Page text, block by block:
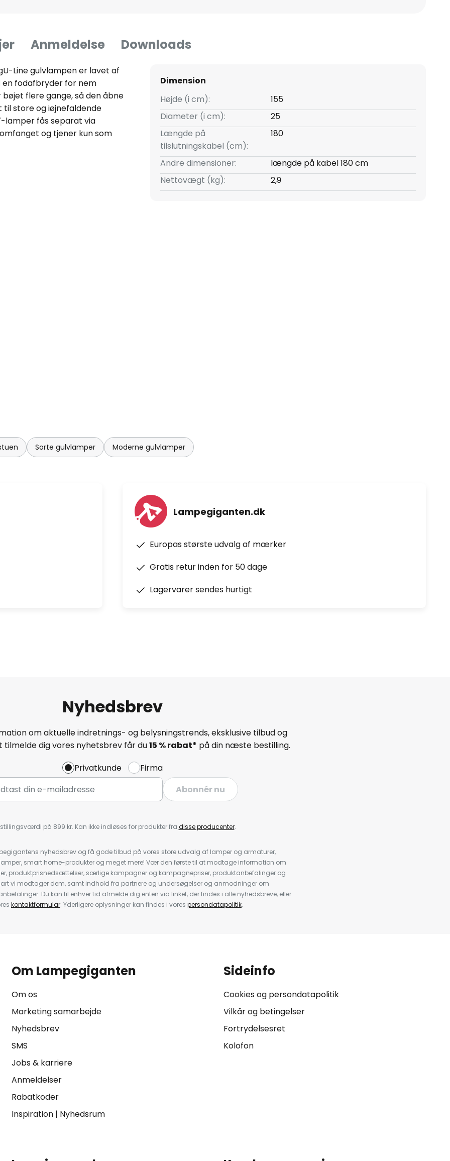
Anmeldelse Downloads
Line gulvlampen er lavet af
en fodafbryder for nem
flere gange, så den åbne
store og iøjnefaldende
lamper fås separat via
og tjener kun som
Dimension
Højde (i cm):
155
Diameter (i cm):
25
Længde på
tilslutningskabel (cm):
180
Andre dimensioner:
længde på kabel 180 cm
Nettovægt (kg):
2,9
Sorte gulvlamper Moderne gulvlamper
Lampegiganten.dk
Europas største udvalg af mærker
Gratis retur inden for 50 dage
Lagervarer sendes hurtigt
Nyhedsbrev
om aktuelle indretnings- og belysningstrends, eksklusive tilbud og
tilmelde dig vores nyhetsbrev får du15 % rabat* på din næste bestilling.
Privatkunde
Firma
Abonnér nu
på 899 kr. Kan ikke indløses for produkter fra disse producenter.
nyhedsbrev og få gode tilbud på vores store udvalg af lamper og armaturer,
smart home-produkter og meget mere! Vær den første til at modtage information om
produktprisnedsættelser, særlige kampagner og kampagnepriser, produktanbefalinger og
vi modtager dem, samt indhold fra partnere og undersøgelser og anmodninger om
Du kan til enhver tid afmelde dig enten via linket, der findes i alle nyhedsbreve, eller
kontaktformular. Yderligere oplysninger kan findes i vores persondatapolitik.
Om Lampegiganten
Om os
Marketing samarbejde
Nyhedsbrev
SMS
Jobs & karriere
Anmeldelser
Rabatkoder
Inspiration| Nyhedsrum
Sideinfo
Cookies og persondatapolitik
Vilkår og betingelser
Fortrydelsesret
Kolofon